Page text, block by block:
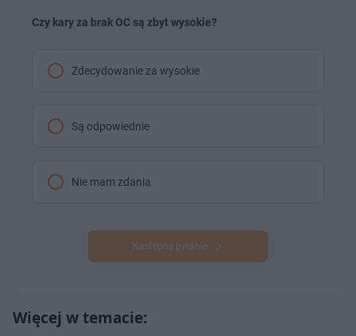
Czy kary za brak OC są zbyt wysokie?
Zdecydowanie za wysokie
Są odpowiednie
Nie mam zdania
Następne pytanie